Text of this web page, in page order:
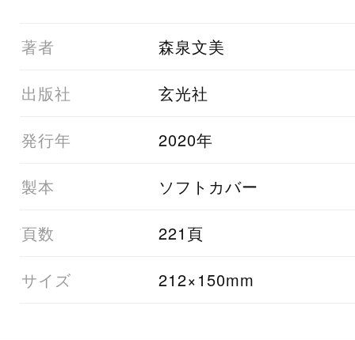
01著者 森泉文美
03出版社 玄光社
05発行年 2020年
06製本 ソフトカバー
07頁数 221頁
08サイズ 212×150mm